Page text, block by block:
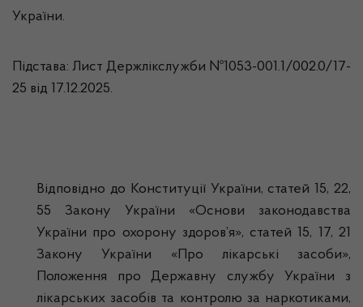
України.
Підстава: Лист Держлікслужби №1053-001.1/002.0/17-
25 від 17.12.2025.
Відповідно до Конституції України, статей 15, 22,
55 Закону України «Основи законодавства
України про охорону здоров’я», статей 15, 17, 21
Закону України «Про лікарські засоби»,
Положення про Державну службу України з
лікарських засобів та контролю за наркотиками,